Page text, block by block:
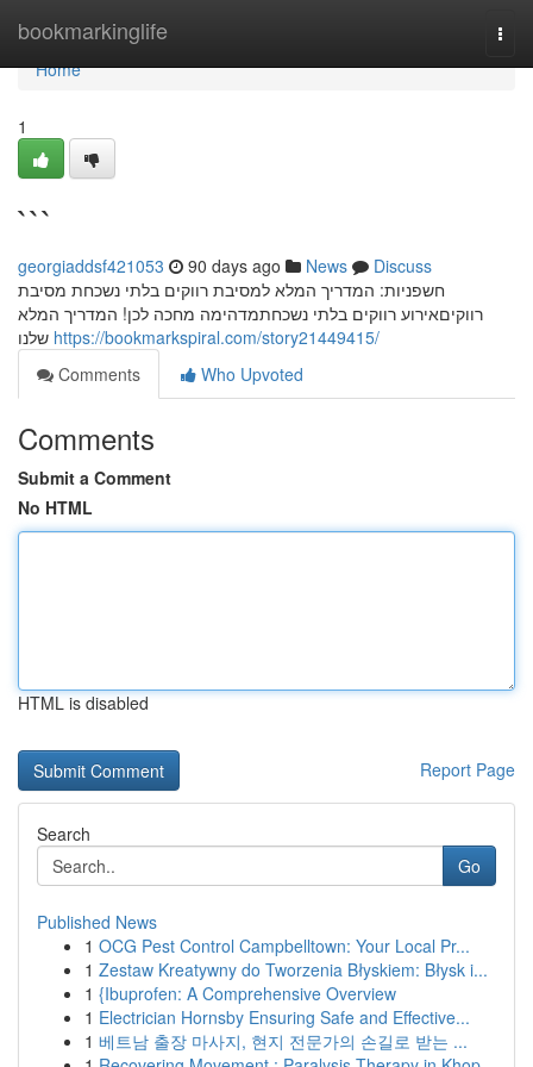
bookmarkinglife
Home
Home
1
```
georgiaddsf421053 90 days ago News
Discuss
חשפניות: המדריך המלא למסיבת רווקים בלתי נשכחת מסיבת
רווקיםאירוע רווקים בלתי נשכחתמדהימה מחכה לכן! המדריך המלא
https://bookmarkspiral.com/story21449415/
Comments
Who Upvoted
Comments
Submit a Comment
No HTML
HTML is disabled
Report Page
Search
Go
Published News
1 OCG Pest Control Campbelltown: Your Local Pr...
1 Zestaw Kreatywny do Tworzenia Błyskiem: Błysk i...
1 {Ibuprofen: A Comprehensive Overview
1 Electrician Hornsby Ensuring Safe and Effective...
1 베트남 출장 마사지, 현지 전문가의 손길로 받는 ...